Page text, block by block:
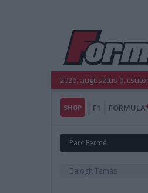
2026. augusztus 6.
SHOP F1 FORMULA
Parc Fermé
Balogh Tamás